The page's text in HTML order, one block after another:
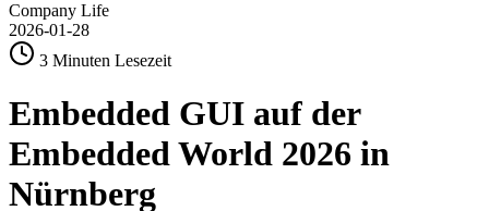
Company Life
2026-01-28
3 Minuten Lesezeit
Embedded GUI auf der
Embedded World 2026 in
Nürnberg